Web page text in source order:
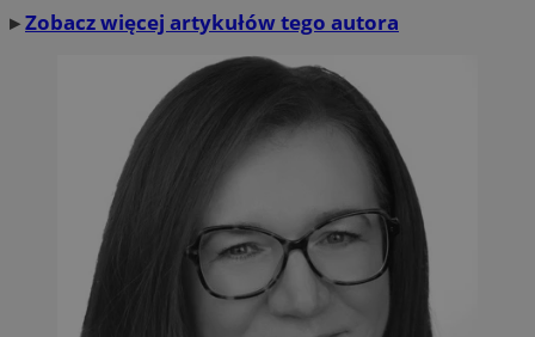
▸Zobacz więcej artykułów tego autora